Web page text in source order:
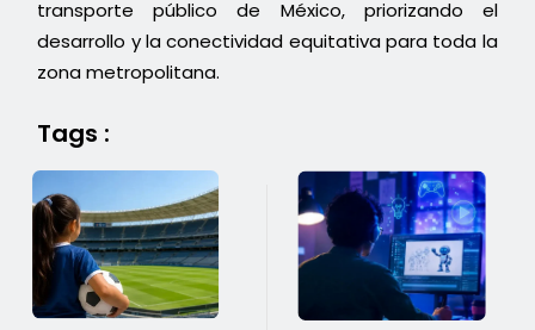
transporte público de México, priorizando el
desarrollo y la conectividad equitativa para toda la
zona metropolitana.
Tags :